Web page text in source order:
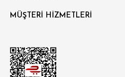
MÜŞTERİ HİZMETLERİ